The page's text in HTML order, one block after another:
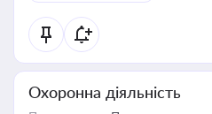
Охоронна діяльність